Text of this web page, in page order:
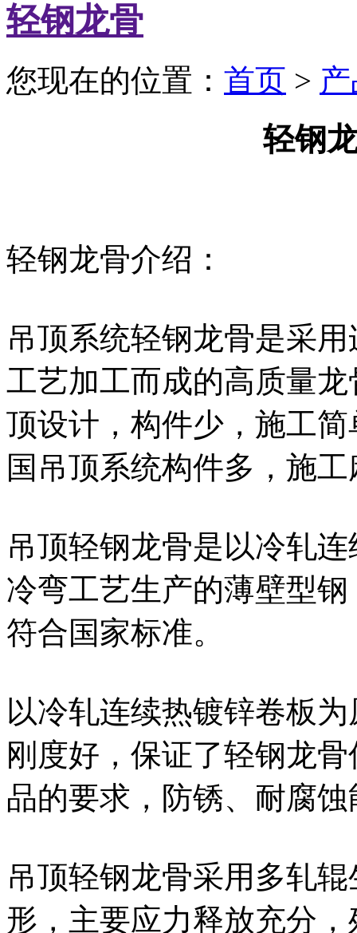
轻钢龙骨
您现在的位置： 首页 >
轻钢
轻钢龙骨介绍：
吊顶系统轻钢龙骨是采
工艺加工而成的高质量
顶设计，构件少，施工
国吊顶系统构件多，施
吊顶轻钢龙骨是以冷轧
冷弯工艺生产的薄壁型
符合国家标准。
以冷轧连续热镀锌卷板
刚度好，保证了轻钢龙
品的要求，防锈、耐腐
吊顶轻钢龙骨采用多轧
形，主要应力释放充分